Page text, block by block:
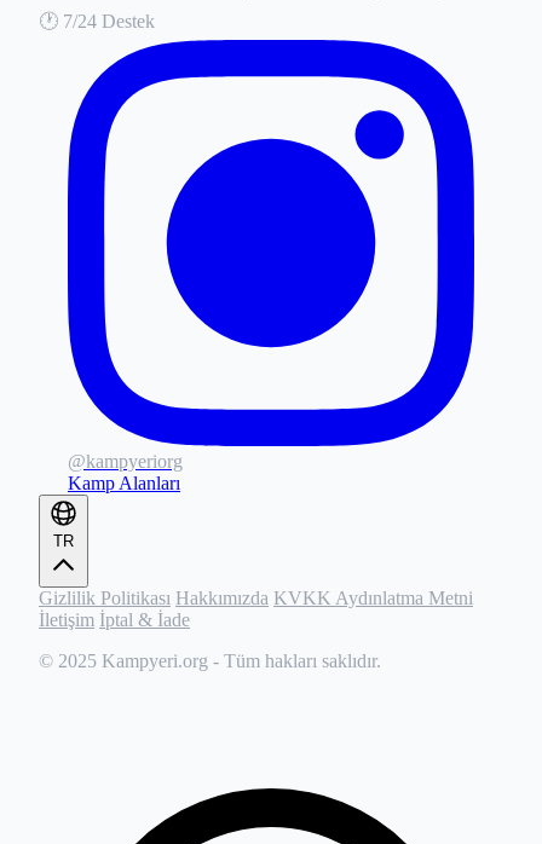
🕐 7/24 Destek
@kampyeriorg
Kamp Alanları
TR
Gizlilik Politikası Hakkımızda KVKK Aydınlatma Metni
İletişim İptal & İade
© 2025 Kampyeri.org - Tüm hakları saklıdır.